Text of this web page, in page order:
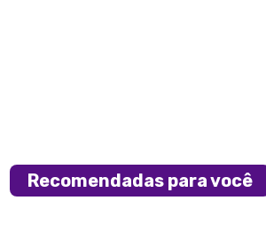
Recomendadas para você